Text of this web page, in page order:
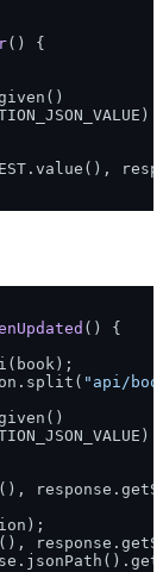
()
{
()
{
"api/